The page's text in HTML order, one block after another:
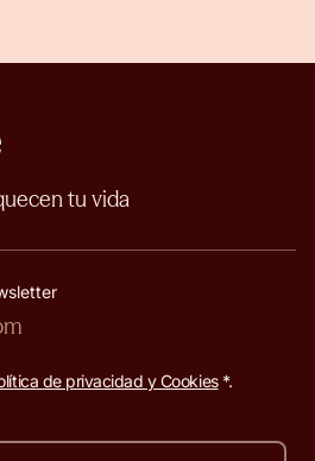
tu vida
de privacidad y Cookies*.